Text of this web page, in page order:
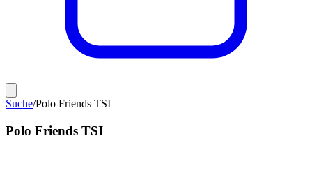
Suche/Polo Friends TSI
Polo Friends TSI